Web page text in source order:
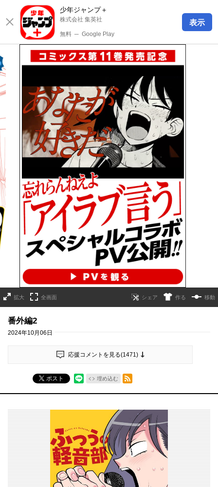
少年ジャンプ＋
株式会社 集英社
無料 ─ Google Play
表示
詳細ページへのリンク
拡大 全画面 作る 移動
番外編2
2024年10月06日
応援コメントを見る(1471)
ポスト 埋め込む
RSSフィード